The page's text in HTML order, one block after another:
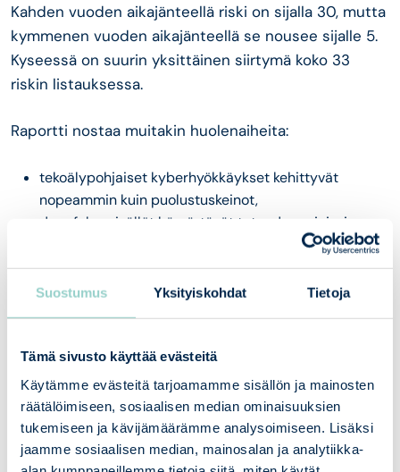
Suostumus Yksityiskohdat Tietoja
Tämä sivusto käyttää evästeitä
Käytämme evästeitä tarjoamamme sisällön ja mainosten
räätälöimiseen, sosiaalisen median ominaisuuksien
tukemiseen ja kävijämäärämme analysoimiseen. Lisäksi
jaamme sosiaalisen median, mainosalan ja analytiikka-
Kahden vuoden aikajänteellä riski on sijalla 30, mutta
kymmenen vuoden aikajänteellä se nousee sijalle 5.
Kyseessä on suurin yksittäinen siirtymä koko 33
riskin listauksessa.
Raportti nostaa muitakin huolenaiheita:
tekoälypohjaiset kyberhyökkäykset kehittyvät
nopeammin kuin puolustuskeinot,
deepfake-sisällöt hämärtävät totuuden rajoja, ja
kehittyneet hyökkäystyökalut leviävät yhä
laajemmalle.
tehdä riippumatta siitä, ottaako organisaatio itse
käyttöönsä tekoälyratkaisuja vaiko ei. Tähän
kannattaa yrityksissä herätä viimeistään tänä
vuonna.